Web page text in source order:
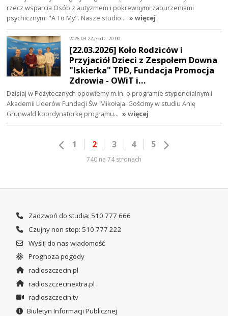
rzecz wsparcia Osób z autyzmem i pokrewnymi zaburzeniami
psychicznymi "A To My". Nasze studio… » więcej
2026-03-22, godz. 20:00
[22.03.2026] Koło Rodziców i
Przyjaciół Dzieci z Zespołem Downa
"Iskierka" TPD, Fundacja Promocja
Zdrowia - OWiT i…
Dzisiaj w Pożytecznych opowiemy m.in. o programie stypendialnym i
Akademii Liderów Fundacji Św. Mikołaja. Gościmy w studiu Anię
Grunwald koordynatorkę programu… » więcej
1 2 3 4 5
740 na 74 stronach
Zadzwoń do studia: 510 777 666
Czujny non stop: 510 777 222
Wyślij do nas wiadomość
Prognoza pogody
radioszczecin.pl
radioszczecinextra.pl
radioszczecin.tv
Biuletyn Informacji Publicznej